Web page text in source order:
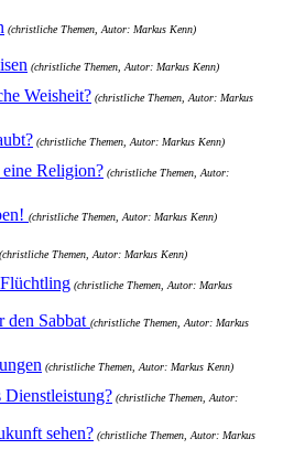
(christliche Themen, Autor: Markus Kenn)
(christliche Themen, Autor: Markus Kenn)
Weisheit? (christliche Themen, Autor: Markus
(christliche Themen, Autor: Markus Kenn)
Religion? (christliche Themen, Autor:
(christliche Themen, Autor: Markus Kenn)
(christliche Themen, Autor: Markus Kenn)
(christliche Themen, Autor: Markus
den Sabbat (christliche Themen, Autor: Markus
(christliche Themen, Autor: Markus Kenn)
(christliche Themen, Autor:
sehen? (christliche Themen, Autor: Markus